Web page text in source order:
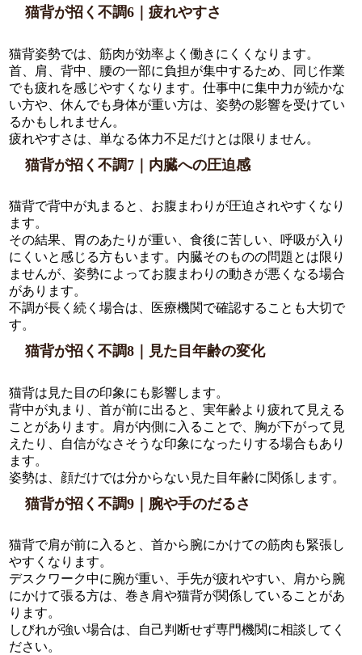
猫背が招く不調6｜疲れやすさ
猫背姿勢では、筋肉が効率よく働きにくくなります。
首、肩、背中、腰の一部に負担が集中するため、同じ作業
でも疲れを感じやすくなります。仕事中に集中力が続かな
い方や、休んでも身体が重い方は、姿勢の影響を受けてい
るかもしれません。
疲れやすさは、単なる体力不足だけとは限りません。
猫背が招く不調7｜内臓への圧迫感
猫背で背中が丸まると、お腹まわりが圧迫されやすくなり
ます。
その結果、胃のあたりが重い、食後に苦しい、呼吸が入り
にくいと感じる方もいます。内臓そのものの問題とは限り
ませんが、姿勢によってお腹まわりの動きが悪くなる場合
があります。
不調が長く続く場合は、医療機関で確認することも大切で
す。
猫背が招く不調8｜見た目年齢の変化
猫背は見た目の印象にも影響します。
背中が丸まり、首が前に出ると、実年齢より疲れて見える
ことがあります。肩が内側に入ることで、胸が下がって見
えたり、自信がなさそうな印象になったりする場合もあり
ます。
姿勢は、顔だけでは分からない見た目年齢に関係します。
猫背が招く不調9｜腕や手のだるさ
猫背で肩が前に入ると、首から腕にかけての筋肉も緊張し
やすくなります。
デスクワーク中に腕が重い、手先が疲れやすい、肩から腕
にかけて張る方は、巻き肩や猫背が関係していることがあ
ります。
しびれが強い場合は、自己判断せず専門機関に相談してく
ださい。